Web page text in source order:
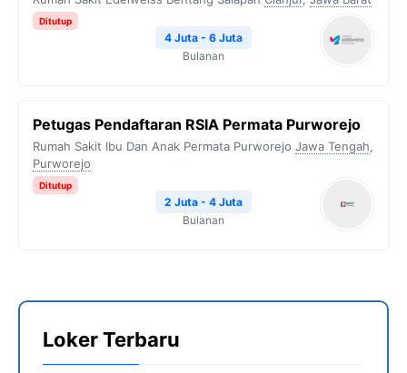
Ditutup
4 Juta - 6 Juta
Bulanan
Petugas Pendaftaran RSIA Permata Purworejo
Rumah Sakit Ibu Dan Anak Permata Purworejo Jawa Tengah,
Purworejo
Ditutup
2 Juta - 4 Juta
Bulanan
Loker Terbaru